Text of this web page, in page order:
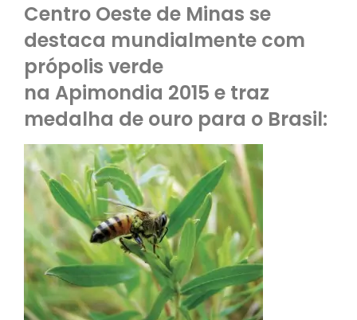
Centro Oeste de Minas se
destaca mundialmente com
própolis verde
na Apimondia 2015 e traz
medalha de ouro para o Brasil: